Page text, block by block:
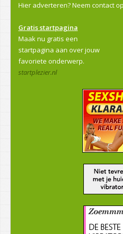
Hier adverteren?Neem contact op
Gratis startpagina
Maak nu gratis een
startpagina aan over jouw
favoriete onderwerp.
startplezier.nl